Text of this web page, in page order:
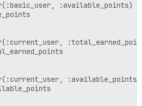
:available_points)